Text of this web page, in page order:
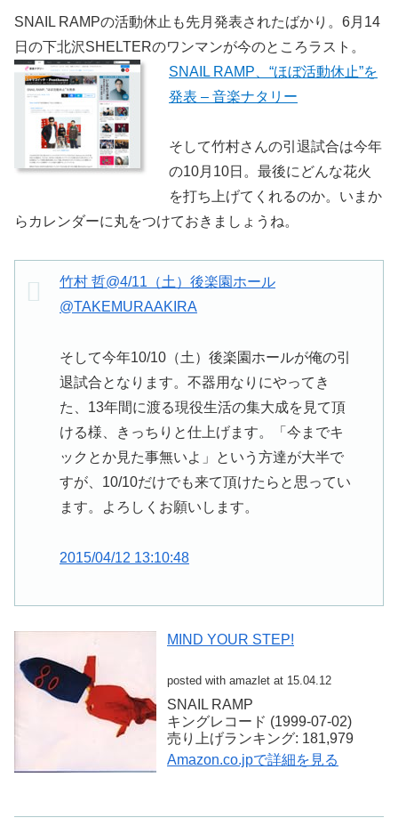
SNAIL RAMPの活動休止も先月発表されたばかり。6月14
日の下北沢SHELTERのワンマンが今のところラスト。
SNAIL RAMP、“ほぼ活動休止”を
発表 – 音楽ナタリー
そして竹村さんの引退試合は今年
の10月10日。最後にどんな花火
を打ち上げてくれるのか。いまか
らカレンダーに丸をつけておきましょうね。
竹村 哲@4/11（土）後楽園ホール
@TAKEMURAAKIRA
そして今年10/10（土）後楽園ホールが俺の引
退試合となります。不器用なりにやってき
た、13年間に渡る現役生活の集大成を見て頂
ける様、きっちりと仕上げます。「今までキ
ックとか見た事無いよ」という方達が大半で
すが、10/10だけでも来て頂けたらと思ってい
ます。よろしくお願いします。
2015/04/12 13:10:48
MIND YOUR STEP!
posted with amazlet at 15.04.12
SNAIL RAMP
キングレコード (1999-07-02)
売り上げランキング: 181,979
Amazon.co.jpで詳細を見る